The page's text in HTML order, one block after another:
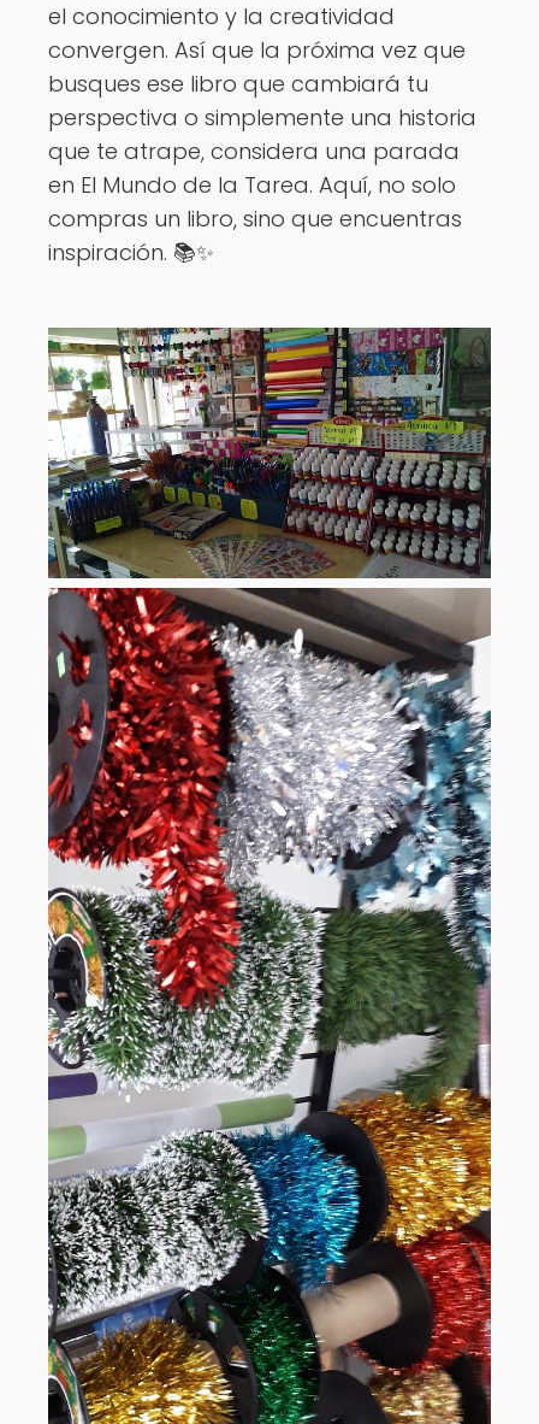
el conocimiento y la creatividad
convergen. Así que la próxima vez que
busques ese libro que cambiará tu
perspectiva o simplemente una historia
que te atrape, considera una parada
en El Mundo de la Tarea. Aquí, no solo
compras un libro, sino que encuentras
inspiración. 📚✨